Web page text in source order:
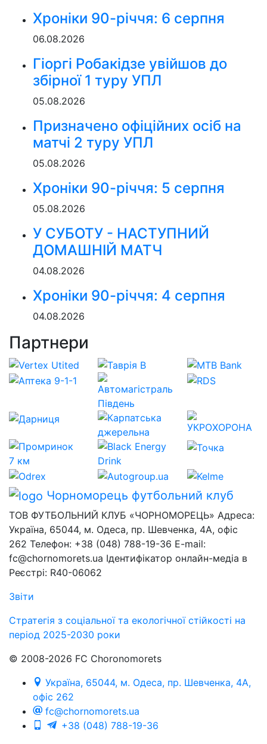
Хроніки 90-річчя: 6 серпня
06.08.2026
Гіоргі Робакідзе увійшов до
збірної 1 туру УПЛ
05.08.2026
Призначено офіційних осіб на
матчі 2 туру УПЛ
05.08.2026
Хроніки 90-річчя: 5 серпня
05.08.2026
У СУБОТУ - НАСТУПНИЙ
ДОМАШНІЙ МАТЧ
04.08.2026
Хроніки 90-річчя: 4 серпня
04.08.2026
Партнери
Чорноморець футбольний клуб
ТОВ ФУТБОЛЬНИЙ КЛУБ «ЧОРНОМОРЕЦЬ» Адреса:
Україна, 65044, м. Одеса, пр. Шевченка, 4А, офіс
262 Телефон: +38 (048) 788-19-36 E-mail:
fc@chornomorets.ua Ідентифікатор онлайн-медіа в
Реєстрі: R40-06062
Звіти
Стратегія з соціальної та екологічної стійкості на
період 2025-2030 роки
© 2008-2026 FC Choronomorets
Україна, 65044, м. Одеса, пр. Шевченка, 4А,
офіс 262
fc@chornomorets.ua
+38 (048) 788-19-36